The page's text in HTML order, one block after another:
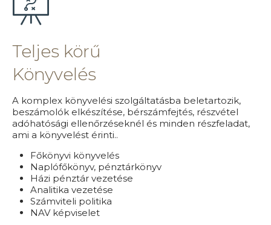
Teljes körű
Könyvelés
A komplex könyvelési szolgáltatásba beletartozik,
beszámolók elkészítése, bérszámfejtés, részvétel
adóhatósági ellenőrzéseknél és minden részfeladat,
ami a könyvelést érinti..
Főkönyvi könyvelés
Naplófőkönyv, pénztárkönyv
Házi pénztár vezetése
Analitika vezetése
Számviteli politika
NAV képviselet